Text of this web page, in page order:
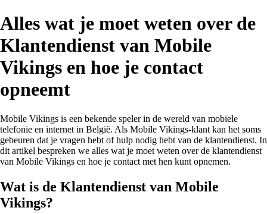
Alles wat je moet weten over de
Klantendienst van Mobile
Vikings en hoe je contact
opneemt
Mobile Vikings is een bekende speler in de wereld van mobiele
telefonie en internet in België. Als Mobile Vikings-klant kan het soms
gebeuren dat je vragen hebt of hulp nodig hebt van de klantendienst. In
dit artikel bespreken we alles wat je moet weten over de klantendienst
van Mobile Vikings en hoe je contact met hen kunt opnemen.
Wat is de Klantendienst van Mobile
Vikings?